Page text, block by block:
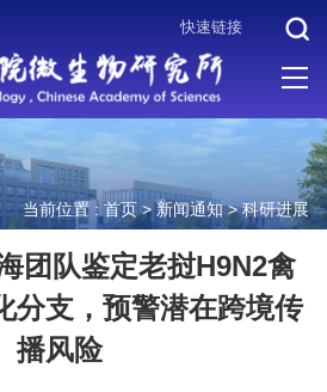
快速链接
当前位置 : 首页>新闻通知>科研进展
团队鉴定老挝H9N2禽
分支，预警潜在跨境传
播风险